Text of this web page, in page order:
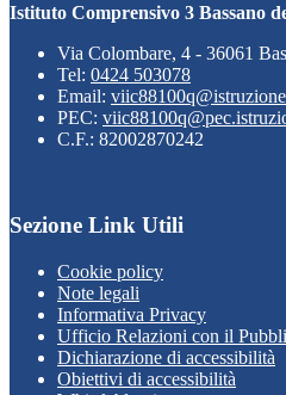
Istituto Comprensivo 3 Bassano
Via Colombare, 4 - 36061
Tel: 0424 503078
Email:
PEC:
C.F.: 82002870242
Sezione Link Utili
Cookie policy
Note legali
Informativa Privacy
Ufficio Relazioni con il
Dichiarazione di accessibilità
Obiettivi di accessibilità